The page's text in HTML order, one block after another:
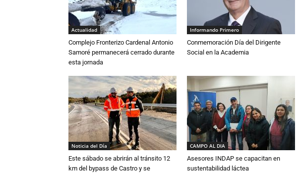
Actualidad
Complejo Fronterizo Cardenal Antonio
Samoré permanecerá cerrado durante
esta jornada
Informando Primero
Conmemoración Día del Dirigente
Social en la Academia
Noticia del Día
Este sábado se abrirán al tránsito 12
km del bypass de Castro y se
CAMPO AL DIA
Asesores INDAP se capacitan en
sustentabilidad láctea